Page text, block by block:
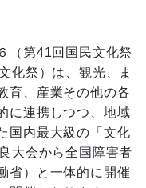
（第41回国民文化祭
化祭）は、観光、ま
育、産業その他の各
に連携しつつ、地域
国内最大級の「文化
大会から全国障害者
省）と一体的に開催